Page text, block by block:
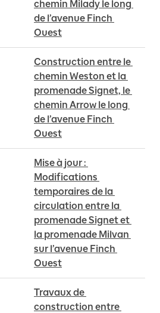
chemin Milady le long
de l’avenue Finch
Ouest
Construction entre le
chemin Weston et la
promenade Signet, le
chemin Arrow le long
de l’avenue Finch
Ouest
Mise à jour :
Modifications
temporaires de la
circulation entre la
promenade Signet et
la promenade Milvan
sur l’avenue Finch
Ouest
Travaux de
construction entre